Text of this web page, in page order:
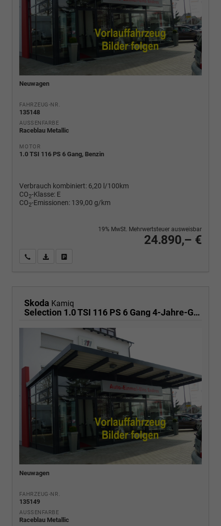
Neuwagen
FAHRZEUG-NR.
135148
AUSSENFARBE
Raceblau Metallic
MOTOR
1.0 TSI 116 PS 6 Gang, Benzin
Verbrauch kombiniert: 6,20 l/100km
CO2-Klasse: E
CO2-Emissionen: 139,00 g/km
24.890,– €
19% MwSt. Mehrwertsteuer ausweisbar
Wir rufen Sie anPDF-Fahrzeugexposé drucken
Skoda Kamiq
Selection 1.0 TSI 116 PS 6 Gang 4-Jahre-Garantie-Anhängerkupplung schwenkbar-Kessy-16" Alu-2-Zonen-Climatronic-Tempomat-LED-AppleCarPlay-AndroidAuto-Rückfahrkamera-2xPDC
Neuwagen
FAHRZEUG-NR.
135149
AUSSENFARBE
Raceblau Metallic